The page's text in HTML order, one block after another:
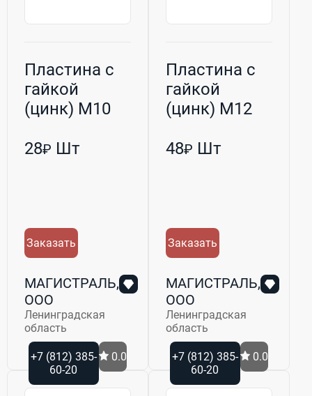
Пластина с
гайкой
(цинк) M10
28₽ Шт
Заказать
МАГИСТРАЛЬ,
ООО
Ленинградская
область
+7 (812) 385-
60-20
0.0
Пластина с
гайкой
(цинк) M12
48₽ Шт
Заказать
МАГИСТРАЛЬ,
ООО
Ленинградская
область
+7 (812) 385-
60-20
0.0